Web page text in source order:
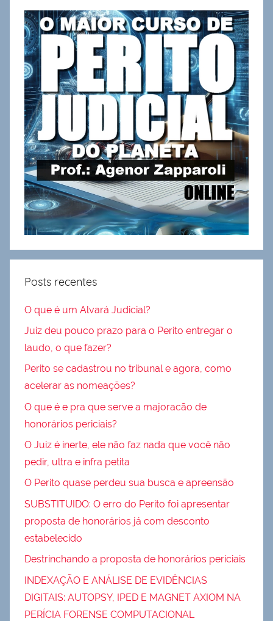
Posts recentes
O que é um Alvará Judicial?
Juiz deu pouco prazo para o Perito entregar o
laudo, o que fazer?
Perito se cadastrou no tribunal e agora, como
acelerar as nomeações?
O que é e pra que serve a majoracão de
honorários periciais?
O Juiz é inerte, ele não faz nada que você não
pedir, ultra e infra petita
O Perito quase perdeu sua busca e apreensão
SUBSTITUIDO: O erro do Perito foi apresentar
proposta de honorários já com desconto
estabelecido
Destrinchando a proposta de honorários periciais
INDEXAÇÃO E ANÁLISE DE EVIDÊNCIAS
DIGITAIS: AUTOPSY, IPED E MAGNET AXIOM NA
PERÍCIA FORENSE COMPUTACIONAL